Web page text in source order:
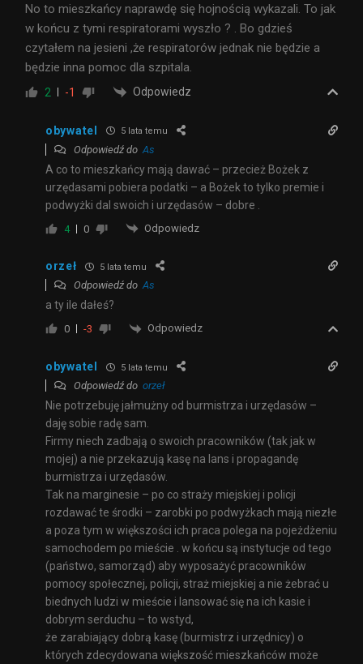
No to mieszkańcy naprawdę się hojnością wykazali. To jak
w końcu z tymi respiratorami wyszło ? . Bo gdzieś
czytałem na jesieni ,że respiratorów jednak nie będzie a
będzie inna pomoc dla szpitala.
2 -1 Odpowiedz
obywatel 5 lata temu
Odpowiedź do As
A co to mieszkańcy mają dawać – przecież Bożek z
urzędasami pobiera podatki – a Bożek to tylko premie i
podwyżki dal swoich i urzędasów – dobre .
4 0 Odpowiedz
orzeł 5 lata temu
Odpowiedź doAs
a ty ile dałeś?
0 -3 Odpowiedz
obywatel 5 lata temu
Odpowiedź do orzeł
Nie potrzebuję jałmużny od burmistrza i urzędasów –
daję sobie radę sam.
Firmy niech zadbają o swoich pracowników (tak jak w
mojej) a nie przekazują kasę na lans i propagandę
burmistrza i urzędasów.
Tak na marginesie – po co straży miejskiej i policji
rozdawać te środki – zarobki po podwyżkach mają niezłe
a poza tym w większości ich praca polega na pojeżdżeniu
samochodem po mieście . w końcu są instytucje od tego
(państwo, samorząd) aby wyposażyć pracowników
pomocy społecznej, policji, straż miejskiej a nie żebrać u
biednych ludzi w mieście i lansować się na ich kasie i
dobrym serduchu – to wstyd,
że zarabiający dobrą kasę (burmistrz i urzędnicy) o
których zdecydowana większość mieszkańców może